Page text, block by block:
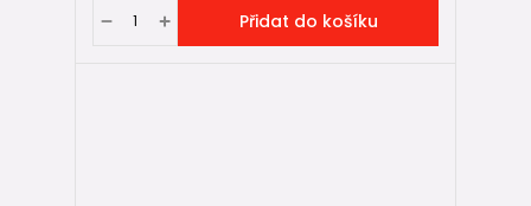
Přidat do košíku